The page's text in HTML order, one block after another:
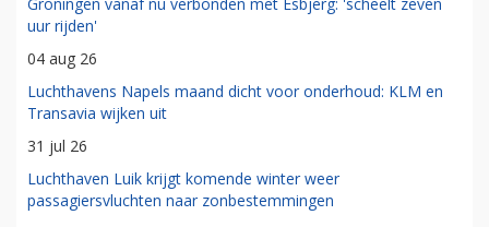
uur rijden'
04 aug 26
Luchthavens Napels maand dicht voor onderhoud: KLM en
Transavia wijken uit
31 jul 26
Luchthaven Luik krijgt komende winter weer
passagiersvluchten naar zonbestemmingen